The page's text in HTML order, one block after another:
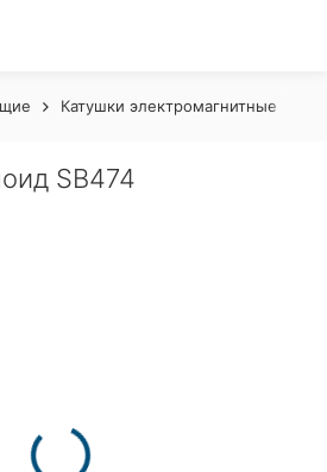
Катушки электромагнитные
SB474